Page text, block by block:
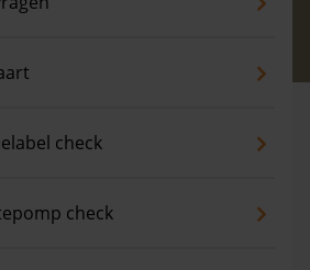
check
check